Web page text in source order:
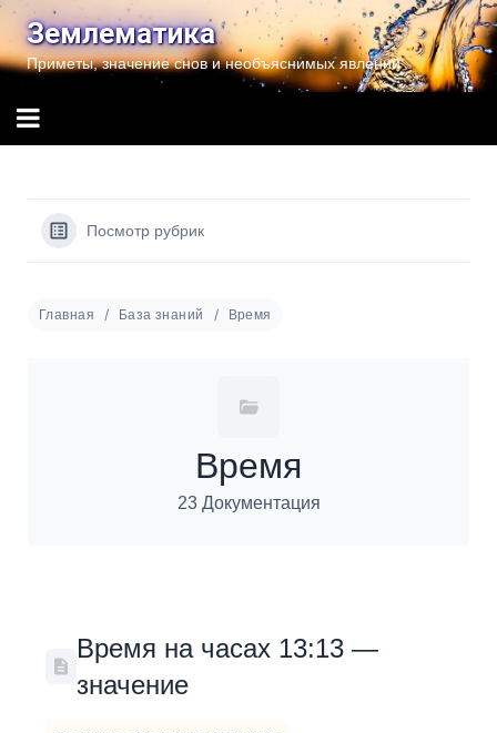
Перейти
содержимому
Землематика
Приметы, значение снов и необъяснимых явлений
Посмотр рубрик
Главная База знаний Время
Время
23 Документация
Время на часах 13:13 —
значение